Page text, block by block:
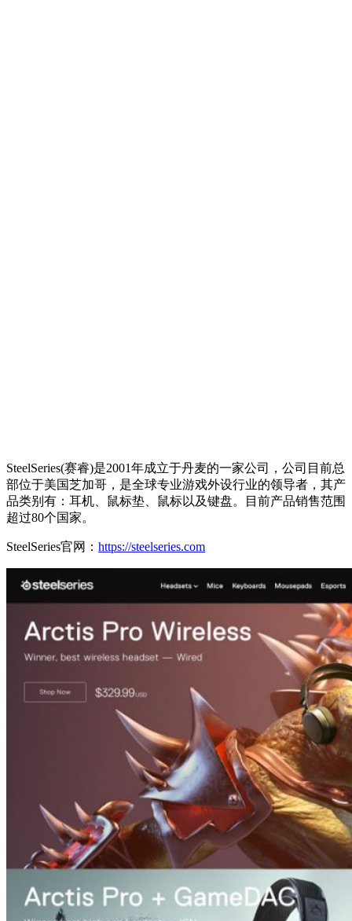
SteelSeries(赛睿)是2001年成立于丹麦的一家公司，公司目前总
部位于美国芝加哥，是全球专业游戏外设行业的领导者，其产
品类别有：耳机、鼠标垫、鼠标以及键盘。目前产品销售范围
超过80个国家。
SteelSeries官网： https://steelseries.com